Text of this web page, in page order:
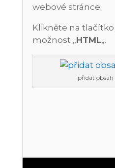
webové stránce.
Klikněte na tlačítko
možnost „HTML„.
přidat obsah